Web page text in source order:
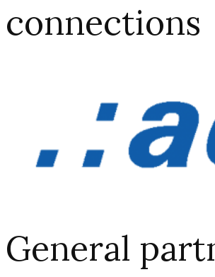
connections​
General